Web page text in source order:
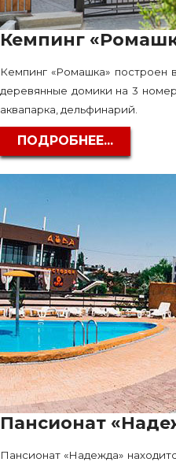
Кемпинг
Кемпинг «Ромашка» построен
деревянные домики на 3
аквапарка, дельфинарий.
ПОДРОБНЕЕ...
Пансионат
Пансионат «Надежда»